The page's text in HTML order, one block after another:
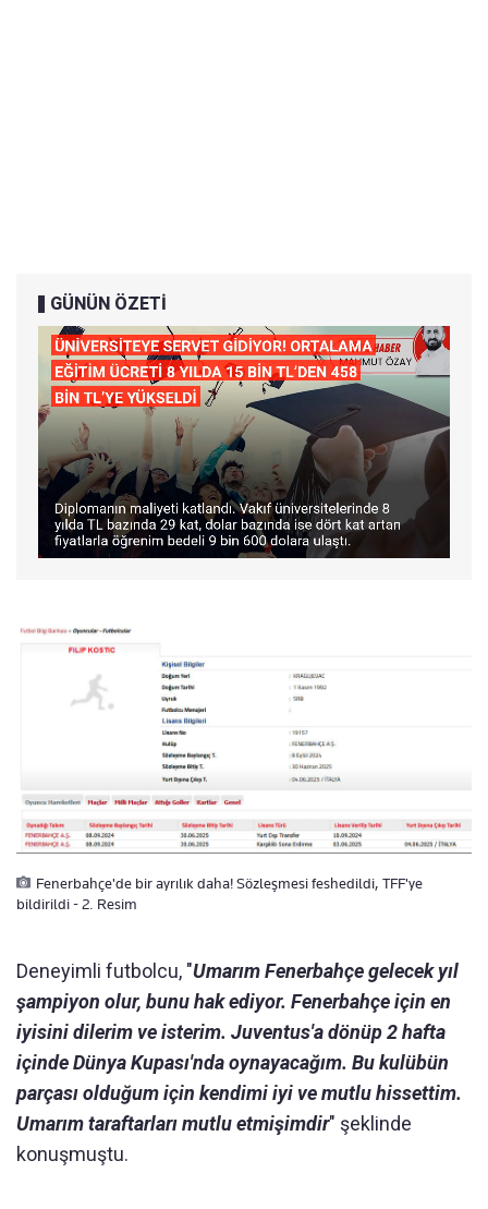
GÜNÜN ÖZETİ
Fenerbahçe'de bir ayrılık daha! Sözleşmesi feshedildi, TFF'ye
bildirildi - 2. Resim
Deneyimli futbolcu, "Umarım Fenerbahçe gelecek yıl
şampiyon olur, bunu hak ediyor. Fenerbahçe için en
iyisini dilerim ve isterim. Juventus'a dönüp 2 hafta
içinde Dünya Kupası'nda oynayacağım. Bu kulübün
parçası olduğum için kendimi iyi ve mutlu hissettim.
Umarım taraftarları mutlu etmişimdir" şeklinde
konuşmuştu.